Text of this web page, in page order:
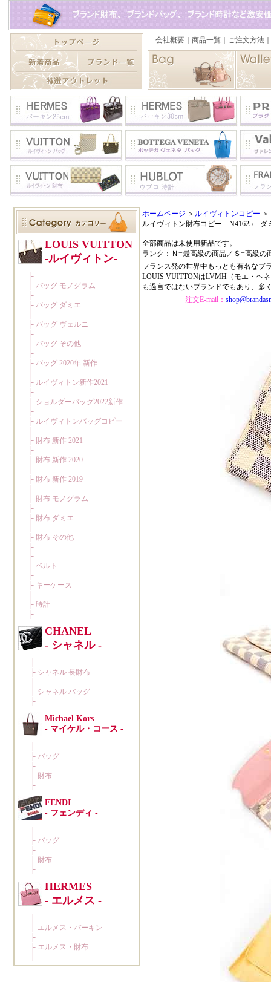
ホームページ ＞ ルイヴィトンコピー ＞
ルイヴィトン財布コピー N41625 ダ
全部商品は未使用新品です。
ランク：Ｎ=最高級の商品／Ｓ=高級の
フランス発の世界中もっとも有名なブ
LOUIS VUITTONはLVMH（モエ・ヘ
も過言ではないブランドでもあり、多
注文E-mail：